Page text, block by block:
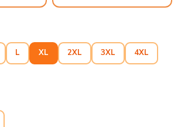
L XL 2XL 3XL 4XL